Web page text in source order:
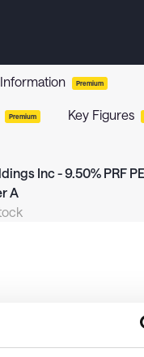
Premium
Premium Key Figures
Inc - 9.50% PRF
A